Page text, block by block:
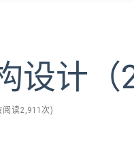
计（2
阅读2,911次)